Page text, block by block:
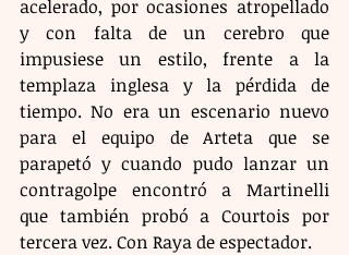
acelerado, por ocasiones atropellado
y con falta de un cerebro que
impusiese un estilo, frente a la
templaza inglesa y la pérdida de
tiempo. No era un escenario nuevo
para el equipo de Arteta que se
parapetó y cuando pudo lanzar un
contragolpe encontró a Martinelli
que también probó a Courtois por
tercera vez. Con Raya de espectador.